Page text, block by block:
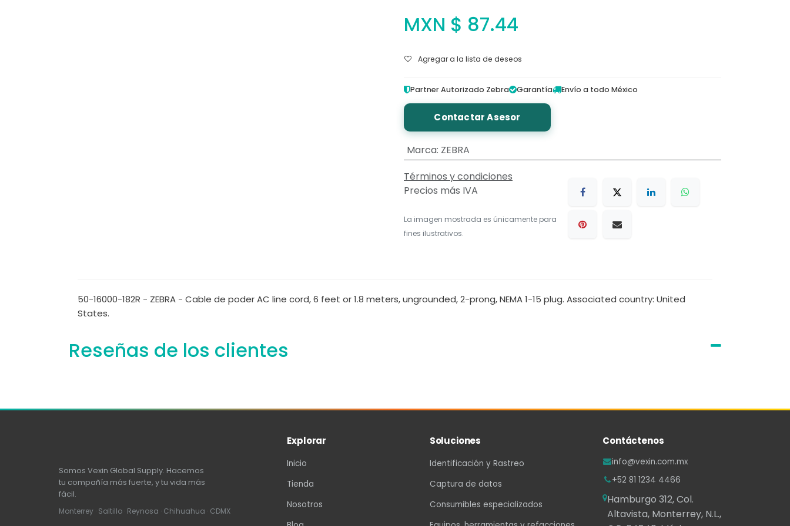
MXN $ 87.44
Agregar a la lista de deseos
Partner Autorizado Zebra Garantía Envío a todo México
Contactar Asesor
Marca: ZEBRA
Términos y condiciones
Precios más IVA
La imagen mostrada es únicamente para
fines ilustrativos.
50-16000-182R - ZEBRA - Cable de poder AC line cord, 6 feet or 1.8 meters, ungrounded, 2-prong, NEMA 1-15 plug. Associated country: United
States.
Reseñas de los clientes
Somos Vexin Global Supply. Hacemos
tu compañía más fuerte, y tu vida más
fácil.
Monterrey · Saltillo · Reynosa · Chihuahua · CDMX
Explorar
Inicio
Tienda
Nosotros
Soluciones
Identificación y Rastreo
Captura de datos
Consumibles especializados
Contáctenos
info@vexin.com.mx
+52 81 1234 4466
Hamburgo 312, Col.
Altavista, Monterrey, N.L.,